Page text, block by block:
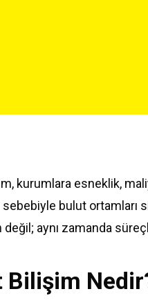
kurumlara esneklik,
sebebiyle bulut ortamları
değil; aynı zamanda
Bilişim